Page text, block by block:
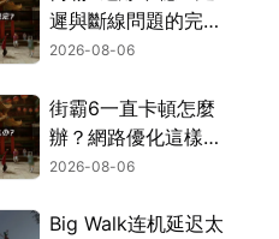
遲與斷線問題的完整
解決指南！
2026-08-06
街霸6一直卡頓怎麼
辦？網路優化這樣解
決！
2026-08-06
Big Walk连机延迟太